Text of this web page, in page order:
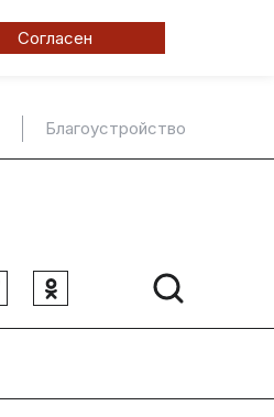
Согласен
Благоустройство